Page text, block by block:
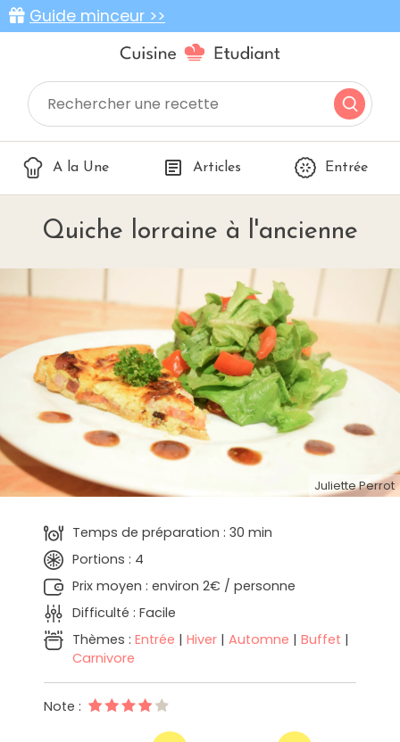
Guide minceur >>
A la Une Articles Entrée
Quiche lorraine à l'ancienne
Juliette Perrot
Temps de préparation : 30 min
Portions : 4
Prix moyen : environ 2€ / personne
Difficulté : Facile
Thèmes : Entrée | Hiver | Automne | Buffet |
Carnivore
Note :